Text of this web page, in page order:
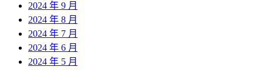
2024 年 9 月
2024 年 8 月
2024 年 7 月
2024 年 6 月
2024 年 5 月